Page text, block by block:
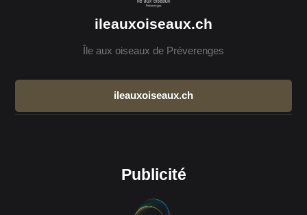
ileauxoiseaux.ch
Île aux oiseaux de Préverenges
ileauxoiseaux.ch
Publicité